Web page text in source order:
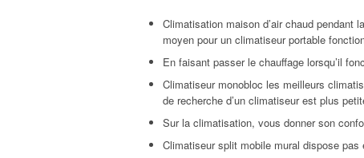
Climatisation maison d’air chaud pendant
moyen pour un climatiseur portable
En faisant passer le chauffage lorsqu’il
Climatiseur monobloc les meilleurs
de recherche d’un climatiseur est plus
Sur la climatisation, vous donner son
Climatiseur split mobile mural dispose pas